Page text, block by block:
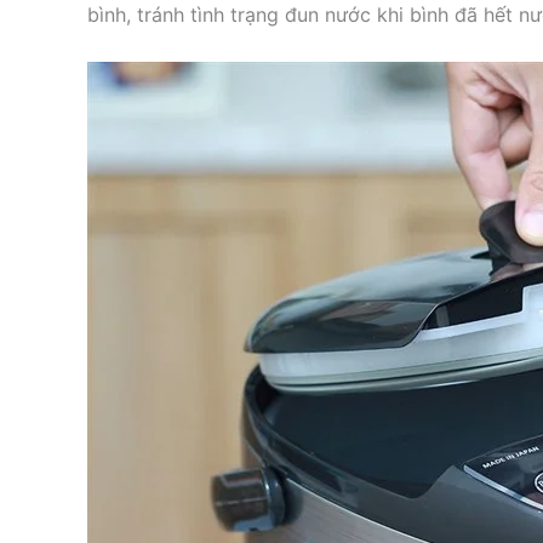
bình, tránh tình trạng đun nước khi bình đã hết